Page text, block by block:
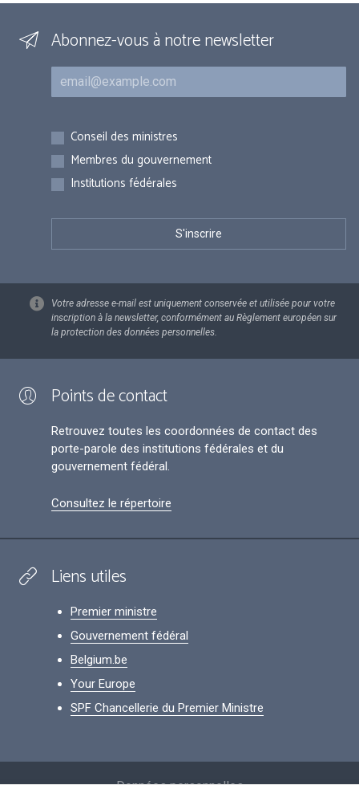
Abonnez-vous à notre newsletter
Courriel
Inscriptions
Conseil des ministres
Membres du gouvernement
Institutions fédérales
Votre adresse e-mail est uniquement conservée et utilisée pour votre
inscription à la newsletter, conformément au Règlement européen sur
la protection des données personnelles.
Points de contact
Retrouvez toutes les coordonnées de contact des
porte-parole des institutions fédérales et du
gouvernement fédéral.
Consultez le répertoire
Liens utiles
Premier ministre
Gouvernement fédéral
Belgium.be
Your Europe
SPF Chancellerie du Premier Ministre
Données personnelles